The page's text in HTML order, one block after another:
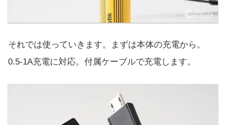
それでは使っていきます。まずは本体の充電から。
0.5-1A充電に対応。付属ケーブルで充電します。